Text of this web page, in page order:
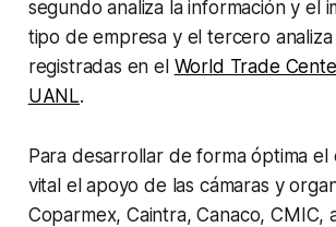
segundo analiza la información y el
tipo de empresa y el tercero analiza
registradas en el World Trade
UANL.
Para desarrollar de forma óptima el
vital el apoyo de las cámaras y
Coparmex, Caintra, Canaco, CMIC,